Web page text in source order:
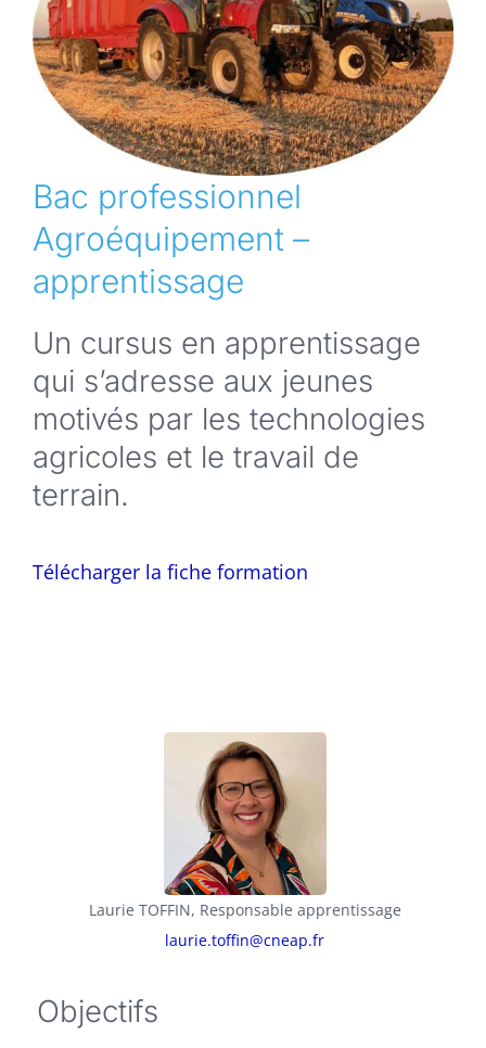
Bac professionnel
Agroéquipement –
apprentissage
Un cursus en apprentissage
qui s’adresse aux jeunes
motivés par les technologies
agricoles et le travail de
terrain.
Télécharger la fiche formation
Laurie TOFFIN, Responsable apprentissage
laurie.toffin@cneap.fr
Objectifs